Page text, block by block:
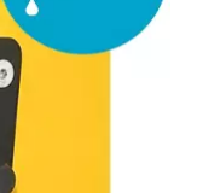
택을 제공합니다.
보세요.